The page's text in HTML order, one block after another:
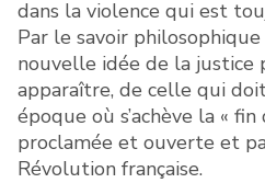
dans la violence qui est
Par le savoir philosophique
nouvelle idée de la justice
apparaître, de celle qui
époque où s’achève la « fin
proclamée et ouverte et
Révolution française.